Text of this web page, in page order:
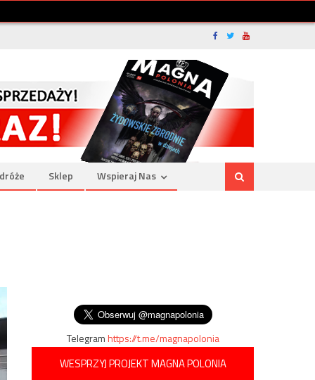
Sklep Wspieraj Nas
Telegramhttps://t.me/magnapolonia
WESPRZYJ PROJEKT MAGNA POLONIA